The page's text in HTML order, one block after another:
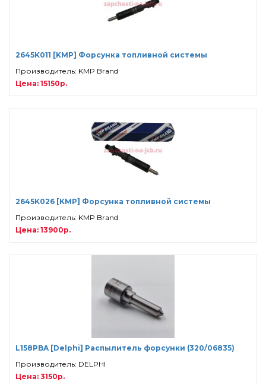
2645K011 [KMP] Форсунка топливной системы
Производитель: KMP Brand
Цена: 15150р.
2645K026 [KMP] Форсунка топливной системы
Производитель: KMP Brand
Цена: 13900р.
L158PBA [Delphi] Распылитель форсунки (320/06835)
Производитель: DELPHI
Цена: 3150р.